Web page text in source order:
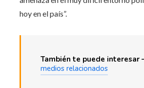
hoy en el país”.
También te puede interesar
medios relacionados